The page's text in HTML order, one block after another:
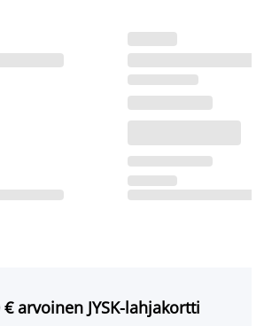
arvoinen JYSK-lahjakortti